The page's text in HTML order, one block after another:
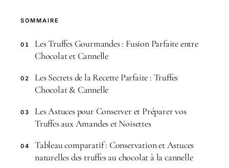
SOMMAIRE
01
Les Truffes Gourmandes : Fusion Parfaite entre
Chocolat et Cannelle
02
Les Secrets de la Recette Parfaite : Truffes
Chocolat & Cannelle
03
Les Astuces pour Conserver et Préparer vos
Truffes aux Amandes et Noisettes
04
Tableau comparatif : Conservation et Astuces
naturelles des truffes au chocolat à la cannelle